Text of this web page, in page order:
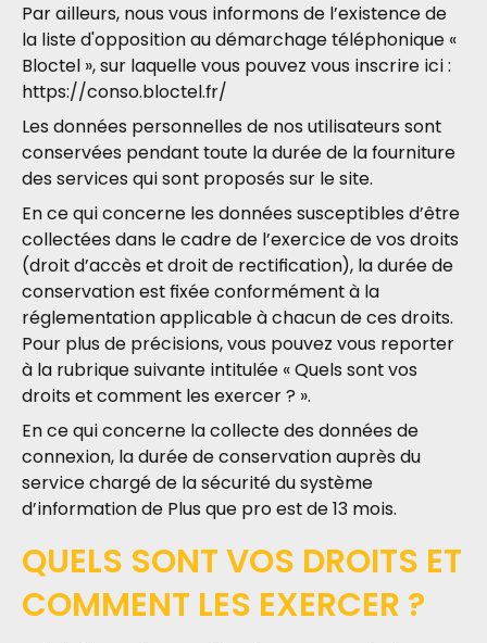
Par ailleurs, nous vous informons de l’existence de
la liste d'opposition au démarchage téléphonique «
Bloctel », sur laquelle vous pouvez vous inscrire ici :
https://conso.bloctel.fr/
Les données personnelles de nos utilisateurs sont
conservées pendant toute la durée de la fourniture
des services qui sont proposés sur le site.
En ce qui concerne les données susceptibles d’être
collectées dans le cadre de l’exercice de vos droits
(droit d’accès et droit de rectification), la durée de
conservation est fixée conformément à la
réglementation applicable à chacun de ces droits.
Pour plus de précisions, vous pouvez vous reporter
à la rubrique suivante intitulée « Quels sont vos
droits et comment les exercer ? ».
En ce qui concerne la collecte des données de
connexion, la durée de conservation auprès du
service chargé de la sécurité du système
d’information de Plus que pro est de 13 mois.
QUELS SONT VOS DROITS ET
COMMENT LES EXERCER ?